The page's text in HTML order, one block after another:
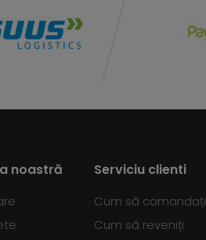
noastră Serviciu clienti
Cum să comandați
Cum să reveniți